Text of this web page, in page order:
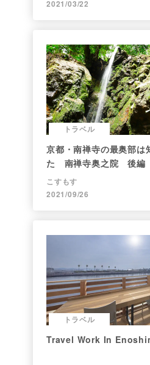
2021/03/22
トラベル
京都・南禅寺の最奥部は
た 南禅寺奥之院 後編
こすもす
2021/09/26
トラベル
Travel Work In